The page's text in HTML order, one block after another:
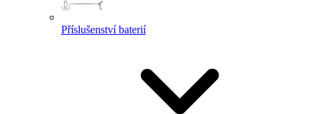
Příslušenství baterií